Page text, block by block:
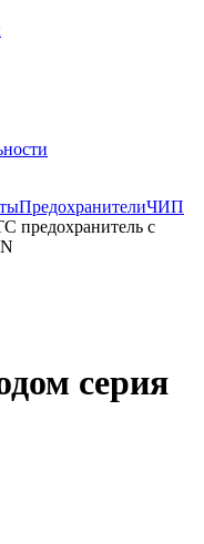
ПредохранителиЧИП
предохранитель с
cерия